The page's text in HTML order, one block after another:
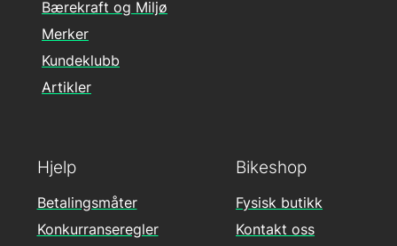
Hjelp
Betalingsmåter
Konkurranseregler
Bærekraft og Miljø
Merker
Kundeklubb
Artikler
Bikeshop
Fysisk butikk
Kontakt oss